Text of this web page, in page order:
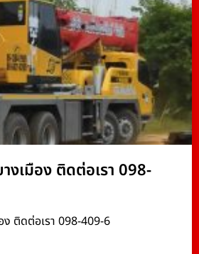
งเมือง ติดต่อเรา 098-
ง ติดต่อเรา 098-409-6